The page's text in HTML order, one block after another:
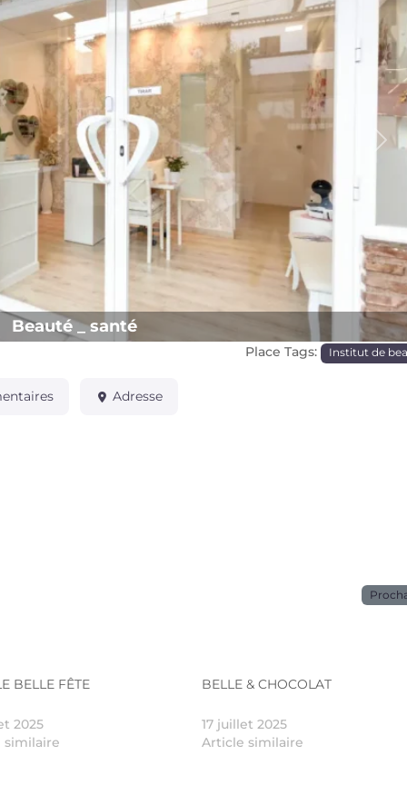
Beauté _ santé
Place Tags: Institut de
Adresse
BELLE FÊTE
2025
similaire
BELLE & CHOCOLAT
17 juillet 2025
Article similaire